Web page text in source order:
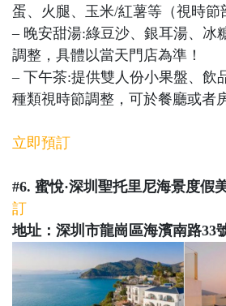
蛋、火腿、玉米/紅薯等（視時節
– 晚安甜湯:綠豆沙、銀耳湯、冰
調整，具體以當天門店為準！
– 下午茶:提供雙人份小果盤、飲
種類視時節調整，可於餐廳或者
立即預訂
#6. 蜜悅·深圳聖托里尼海景度假
訂
地址：深圳市龍崗區海濱南路33